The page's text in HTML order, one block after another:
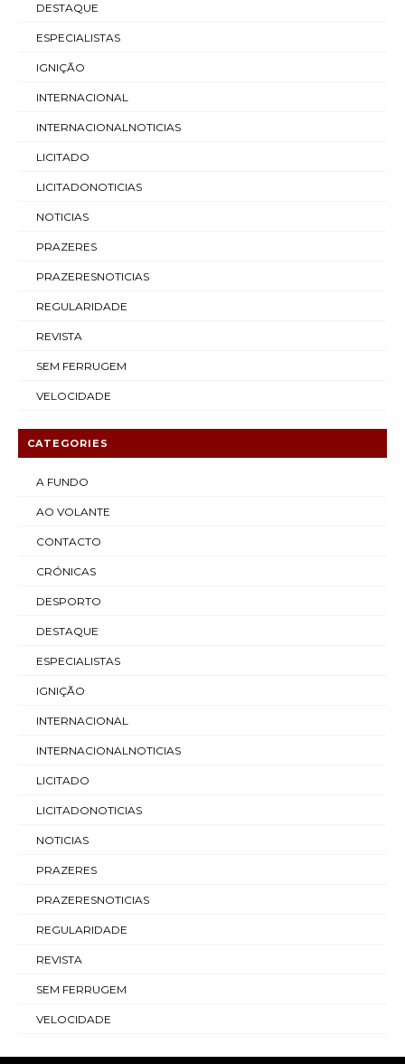
DESTAQUE
ESPECIALISTAS
IGNIÇÃO
INTERNACIONAL
INTERNACIONALNOTICIAS
LICITADO
LICITADONOTICIAS
NOTICIAS
PRAZERES
PRAZERESNOTICIAS
REGULARIDADE
REVISTA
SEM FERRUGEM
VELOCIDADE
CATEGORIES
A FUNDO
AO VOLANTE
CONTACTO
CRÓNICAS
DESPORTO
DESTAQUE
ESPECIALISTAS
IGNIÇÃO
INTERNACIONAL
INTERNACIONALNOTICIAS
LICITADO
LICITADONOTICIAS
NOTICIAS
PRAZERES
PRAZERESNOTICIAS
REGULARIDADE
REVISTA
SEM FERRUGEM
VELOCIDADE